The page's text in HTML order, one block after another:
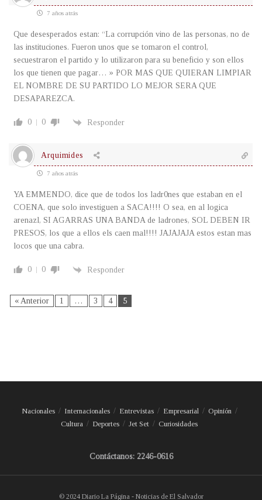
7 años atrás
Que desesperados estan: “La corrupción vino de las personas, no de
las instituciones. Fueron unos que se tomaron el control,
secuestraron el partido y lo utilizaron para su beneficio y son ellos
los que tienen que pagar… » POR MAS QUE QUIERAN LIMPIAR
EL NOMBRE DE SU PARTIDO LO MEJOR SERA QUE
DESAPAREZCA.
0 0 Responder
Arquimides
7 años atrás
YA EMMENDO, dice que de todos los ladr0nes que estaban en el
COENA, que solo investiguen a SACA!!!! O sea, en al logica
arenazl, SI AGARRAS UNA BANDA de ladrones, SOL DEBEN IR
PRESOS, los que a ellos els caen mal!!!! JAJAJAJA estos estan mas
locos que una cabra.
0 0 Responder
« Anterior 1 … 3 4 5
Nacionales Internacionales Entrevistas Empresarial
Opinión
Cultura
Deportes Jet Set Curiosidades
Contáctanos: 2246-0616
© 2024 Diario La Página - Noticias de El Salvador